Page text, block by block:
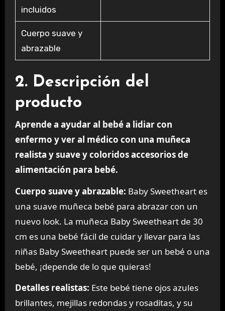
incluidos
Cuerpo suave y
abrazable
2. Descripción del
producto
Aprende a ayudar al bebé a lidiar con
enfermo y ver al médico con una muñeca
realista y suave y coloridos accesorios de
alimentación para bebé.
Cuerpo suave y abrazable: Baby Sweetheart es
una suave muñeca bebé para abrazar con un
nuevo look. La muñeca Baby Sweetheart de 30
cm es una bebé fácil de cuidar y llevar para las
niñas Baby Sweetheart puede ser un bebé o una
bebé, ¡depende de lo que quieras!
Detalles realistas: Este bebé tiene ojos azules
brillantes, mejillas redondas y rosaditas, y su